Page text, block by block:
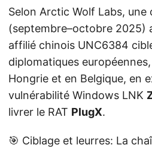
Selon Arctic Wolf Labs, une
(septembre–octobre 2025)
affilié chinois UNC6384
diplomatiques
Hongrie et en Belgique, en
vulnérabilité Windows LNK
livrer le RAT PlugX.
🎯 Ciblage et leurres: La